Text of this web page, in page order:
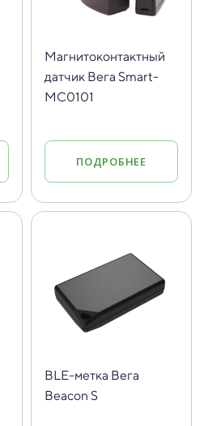
Магнитоконтактный
датчик Вега Smart-
MC0101
ПОДРОБНЕЕ
BLE-метка Вега
Beacon S